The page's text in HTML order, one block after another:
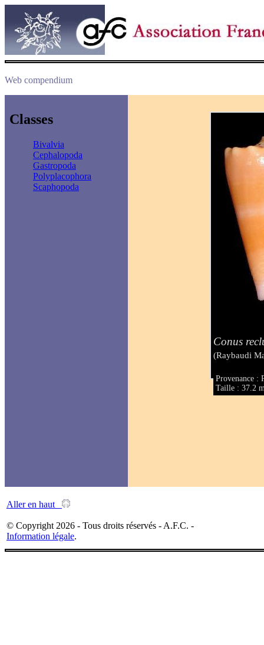
Web compendium
Classes
Bivalvia
Cephalopoda
Gastropoda
Polyplacophora
Scaphopoda
Conus
(Raybaudi
Provenance :
Taille : 37.2
Aller en haut
© Copyright 2026 - Tous droits réservés - A.F.C. -
Information légale.